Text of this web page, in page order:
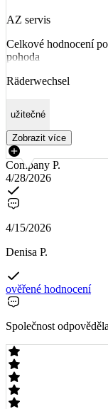
AZ servis
Celkové hodnocení
pohoda
Räderwechsel
užitečné
Zobrazit více
Company P.
4/28/2026
4/15/2026
Denisa P.
ověřené hodnocení
Společnost odpověděla